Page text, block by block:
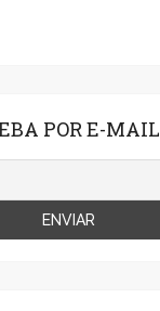
POR E-MAIL